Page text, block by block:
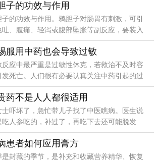
病症。
子的功效与作用
子的功效与作用。鸦胆子对肠胃有刺激，可引
吐、腹痛、轻泻或腹部坠胀等副反应，要装入
服用，或用桂圆肉包裹服用，以减少刺激性。
和幼儿不宜使用。
服用中药也会导致过敏
反应中最严重是过敏性休克，若救治不及时容
发死亡。人们很有必要认真关注中药引起的过
应，以防患于未然。
药不是人人都很适用
士吓坏了，急忙带儿子找了中医瞧病。医生说
吃人参吃的，补过了，再吃下去还可能脱发
李女士觉得纳闷，这么好的东西还能吃出毛病?
患者如何应用膏方
是封藏的季节，是补充和收藏营养精华、恢复